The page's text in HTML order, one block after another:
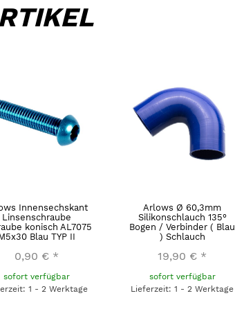
Innensechskant
Linsenschraube
konisch AL7075
Blau TYP II
0,90 € *
sofort verfügbar
1 - 2 Werktage
Arlows Ø 60,3mm
Silikonschlauch 135°
Bogen / Verbinder ( Blau
) Schlauch
19,90 € *
sofort verfügbar
Lieferzeit: 1 - 2 Werktage